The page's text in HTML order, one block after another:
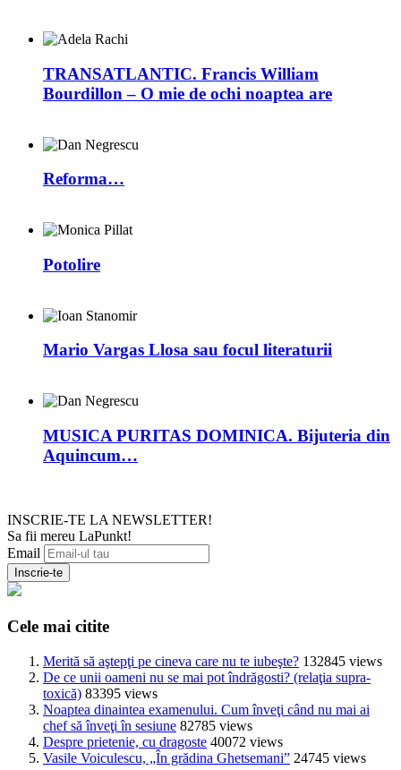
TRANSATLANTIC. Francis William
Bourdillon – O mie de ochi noaptea are
Reforma…
Potolire
Mario Vargas Llosa sau focul literaturii
MUSICA PURITAS DOMINICA. Bijuteria din
Aquincum…
INSCRIE-TE LA NEWSLETTER!
Sa fii mereu LaPunkt!
Email
Cele mai citite
Merită să aştepţi pe cineva care nu te iubeşte? 132845 views
De ce unii oameni nu se mai pot îndrăgosti? (relaţia supra-
toxică) 83395 views
Noaptea dinaintea examenului. Cum înveţi când nu mai ai
chef să înveţi în sesiune 82785 views
Despre prietenie, cu dragoste 40072 views
Vasile Voiculescu, „În grădina Ghetsemani” 24745 views